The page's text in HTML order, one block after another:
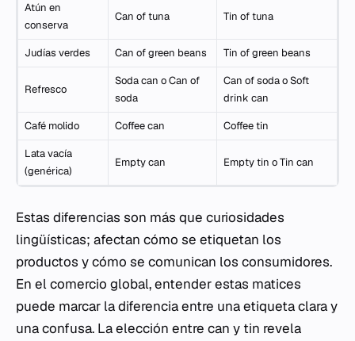
Atún en
conserva
Can of tuna Tin of tuna
Judías verdes Can of green beans Tin of green beans
Refresco
Soda can oCan of
soda
Can of sodaoSoft
drink can
Café molido Coffee can Coffee tin
Lata vacía
(genérica)
Empty can Empty tin oTin can
Estas diferencias son más que curiosidades
lingüísticas; afectan cómo se etiquetan los
productos y cómo se comunican los consumidores.
En el comercio global, entender estas matices
puede marcar la diferencia entre una etiqueta clara y
una confusa. La elección entre can y tin revela